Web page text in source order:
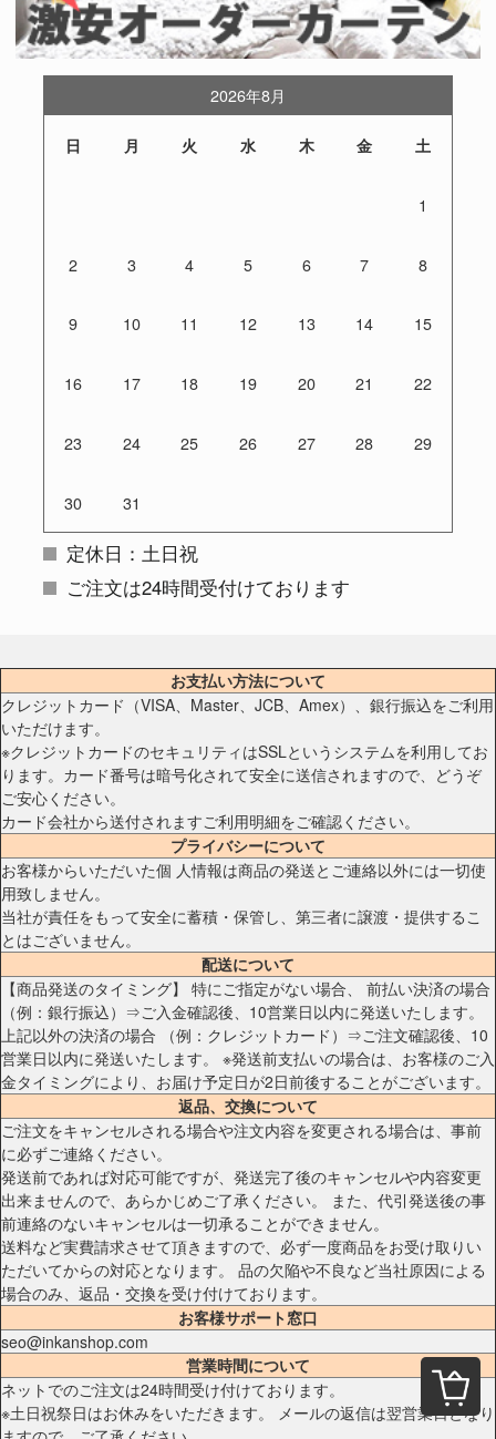
2026年8月
日 月 火 水 木 金 土
1
2 3 4 5 6 7 8
9 10 11 12 13 14 15
16 17 18 19 20 21 22
23 24 25 26 27 28 29
30 31
定休日：土日祝
ご注文は24時間受付けております
お支払い方法について
クレジットカード（VISA、Master、JCB、Amex）、銀行振込をご利用
いただけます。
※クレジットカードのセキュリティはSSLというシステムを利用してお
ります。カード番号は暗号化されて安全に送信されますので、どうぞ
ご安心ください。
カード会社から送付されますご利用明細をご確認ください。
プライバシーについて
お客様からいただいた個 人情報は商品の発送とご連絡以外には一切使
用致しません。
当社が責任をもって安全に蓄積・保管し、第三者に譲渡・提供するこ
とはございません。
配送について
【商品発送のタイミング】 特にご指定がない場合、 前払い決済の場合
（例：銀行振込）⇒ご入金確認後、10営業日以内に発送いたします。
上記以外の決済の場合 （例：クレジットカード）⇒ご注文確認後、10
営業日以内に発送いたします。 ※発送前支払いの場合は、お客様のご入
金タイミングにより、お届け予定日が2日前後することがございます。
返品、交換について
ご注文をキャンセルされる場合や注文内容を変更される場合は、事前
に必ずご連絡ください。
発送前であれば対応可能ですが、発送完了後のキャンセルや内容変更
出来ませんので、あらかじめご了承ください。 また、代引発送後の事
前連絡のないキャンセルは一切承ることができません。
送料など実費請求させて頂きますので、必ず一度商品をお受け取りい
ただいてからの対応となります。 品の欠陥や不良など当社原因による
場合のみ、返品・交換を受け付けております。
お客様サポート窓口
seo@inkanshop.com
営業時間について
ネットでのご注文は24時間受け付けております。
※土日祝祭日はお休みをいただきます。 メールの返信は翌営業日となり